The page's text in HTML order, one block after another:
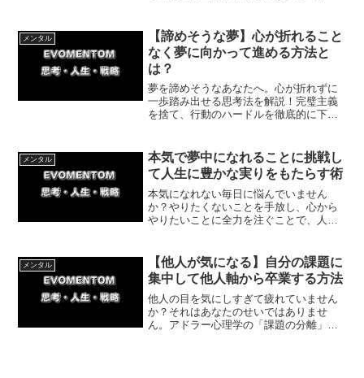
ための具体的なステップを紹介。今日か
ら人生を変えましょう。
メンタル
【諦めそうな夢】心が折れること
なく夢に向かって進める方法と
は？
夢を諦めそうなあなたへ。心が折れずに
一歩踏み出せる思考法を解説！完璧主義
を捨て、行動のハードルを徹底的に下げ
る簡単な一歩を紹介。無理のない範囲で
夢を叶えましょう。
メンタル
本気で夢中になれることに挑戦し
て人生に豊かな実りをもたらす術
本気になれない毎日に悩んでいません
か？やりたくないことを手放し、心から
やりたいことに全力を注ぐことで、人生
込めるテーマの見つけ方と具体的な一歩
をわかりやすく解説します。
メンタル
【他人が気になる】自分の課題に
集中して他人軸から卒業する方法
他人の目を気にしすぎて疲れていません
か？それはあなたのせいではありませ
ん。アドラー心理学の「課題の分離」を